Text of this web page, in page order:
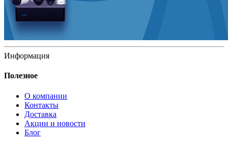
Информация
Полезное
О компании
Контакты
Доставка
Акции и новости
Блог